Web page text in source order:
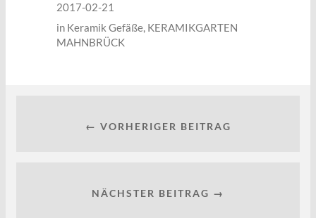
2017-02-21
in Keramik Gefäße, KERAMIKGARTEN
MAHNBRÜCK
← VORHERIGER BEITRAG
NÄCHSTER BEITRAG →